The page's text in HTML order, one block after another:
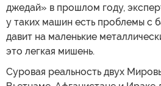
джедай» в прошлом году,
у таких машин есть проблемы с
давит на маленькие
это легкая мишень.
Суровая реальность двух